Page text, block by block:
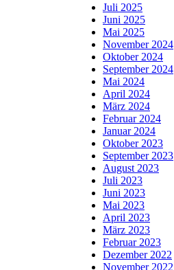
Juli 2025
Juni 2025
Mai 2025
November 2024
Oktober 2024
September 2024
Mai 2024
April 2024
März 2024
Februar 2024
Januar 2024
Oktober 2023
September 2023
August 2023
Juli 2023
Juni 2023
Mai 2023
April 2023
März 2023
Februar 2023
Dezember 2022
November 2022